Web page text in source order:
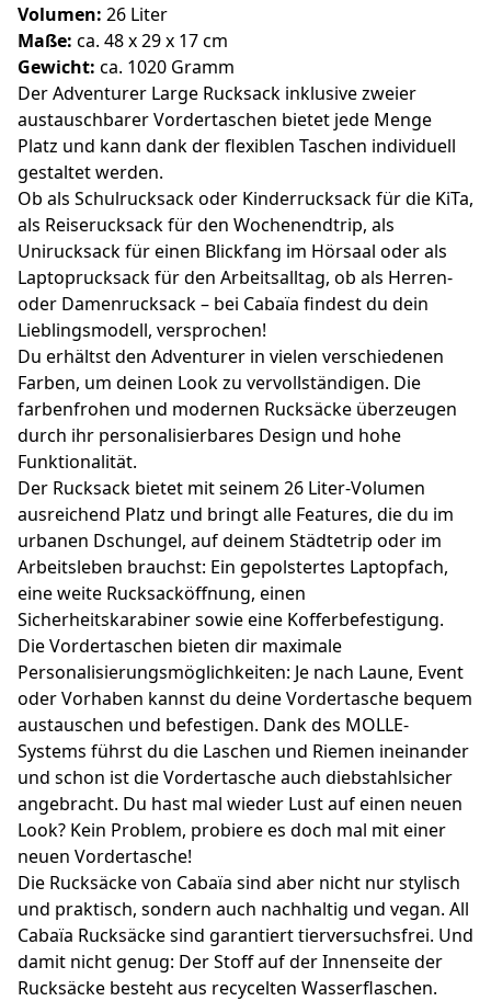
Volumen: 26 Liter
Maße: ca. 48 x 29 x 17 cm
Gewicht: ca. 1020 Gramm
Der Adventurer Large Rucksack inklusive zweier
austauschbarer Vordertaschen bietet jede Menge
Platz und kann dank der flexiblen Taschen individuell
gestaltet werden.
Ob als Schulrucksack oder Kinderrucksack für die KiTa,
als Reiserucksack für den Wochenendtrip, als
Unirucksack für einen Blickfang im Hörsaal oder als
Laptoprucksack für den Arbeitsalltag, ob als Herren-
oder Damenrucksack – bei Cabaïa findest du dein
Lieblingsmodell, versprochen!
Du erhältst den Adventurer in vielen verschiedenen
Farben, um deinen Look zu vervollständigen. Die
farbenfrohen und modernen Rucksäcke überzeugen
durch ihr personalisierbares Design und hohe
Funktionalität.
Der Rucksack bietet mit seinem 26 Liter-Volumen
ausreichend Platz und bringt alle Features, die du im
urbanen Dschungel, auf deinem Städtetrip oder im
Arbeitsleben brauchst: Ein gepolstertes Laptopfach,
eine weite Rucksacköffnung, einen
Sicherheitskarabiner sowie eine Kofferbefestigung.
Die Vordertaschen bieten dir maximale
Personalisierungsmöglichkeiten: Je nach Laune, Event
oder Vorhaben kannst du deine Vordertasche bequem
austauschen und befestigen. Dank des MOLLE-
Systems führst du die Laschen und Riemen ineinander
und schon ist die Vordertasche auch diebstahlsicher
angebracht. Du hast mal wieder Lust auf einen neuen
Look? Kein Problem, probiere es doch mal mit einer
neuen Vordertasche!
Die Rucksäcke von Cabaïa sind aber nicht nur stylisch
und praktisch, sondern auch nachhaltig und vegan. All
Cabaïa Rucksäcke sind garantiert tierversuchsfrei. Und
damit nicht genug: Der Stoff auf der Innenseite der
Rucksäcke besteht aus recycelten Wasserflaschen.